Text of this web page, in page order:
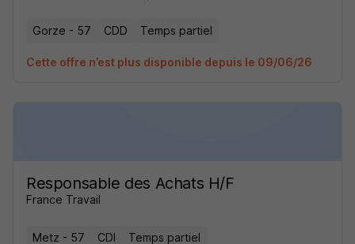
Gorze - 57 CDD Temps partiel
Cette offre n’est plus disponible depuis le 09/06/26
Responsable des Achats H/F
France Travail
Metz - 57 CDI Temps partiel